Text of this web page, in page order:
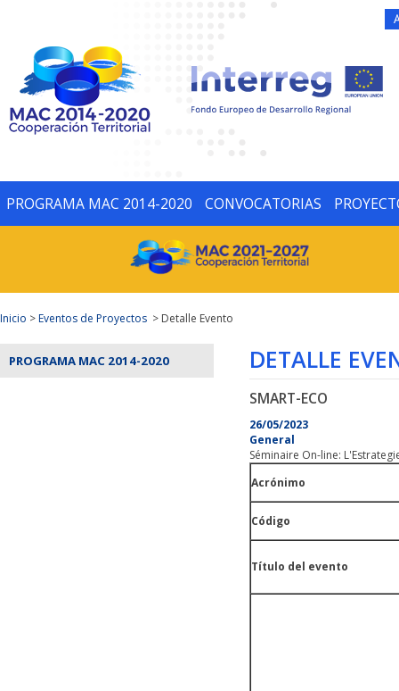
PROGRAMA MAC 2014-2020 CONVOCATORIAS
Inicio >Eventos de Proyectos > Detalle Evento
PROGRAMA MAC 2014-2020 DETALLE
SMART-ECO
26/05/2023
General
Séminaire On-line:
Acrónimo
Código
Título del evento